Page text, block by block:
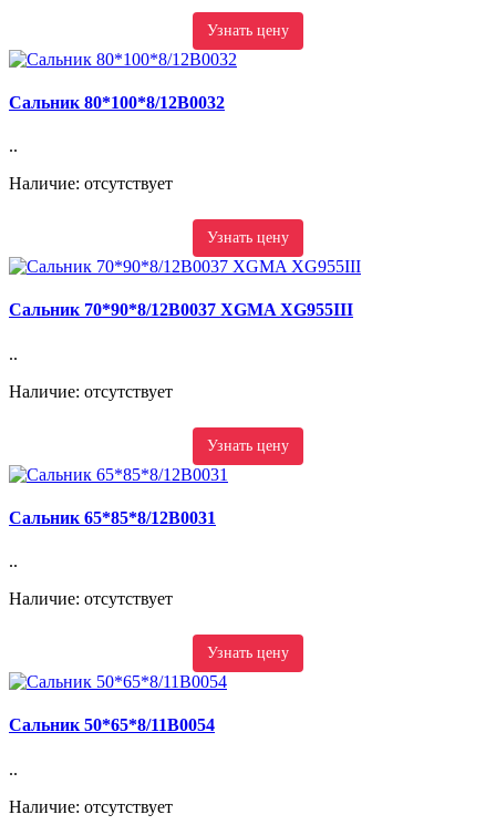
Узнать цену
Сальник 80*100*8/12B0032
..
Наличие: отсутствует
Узнать цену
Сальник 70*90*8/12B0037 XGMA XG955III
..
Наличие: отсутствует
Узнать цену
Сальник 65*85*8/12B0031
..
Наличие: отсутствует
Узнать цену
Сальник 50*65*8/11B0054
..
Наличие: отсутствует